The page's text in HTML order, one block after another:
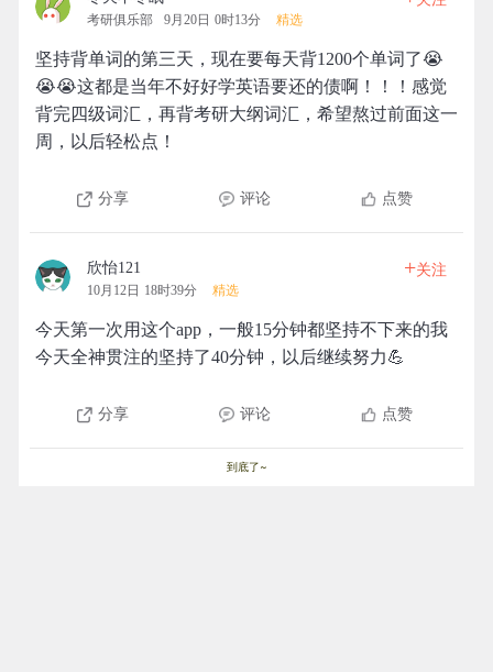
考研俱乐部 9月20日 0时13分 精选
坚持背单词的第三天，现在要每天背1200个单词了😭
😭😭这都是当年不好好学英语要还的债啊！！！感觉
背完四级词汇，再背考研大纲词汇，希望熬过前面这一
周，以后轻松点！
分享 评论 点赞
欣怡121
10月12日 18时39分 精选
+关注
今天第一次用这个app，一般15分钟都坚持不下来的我
今天全神贯注的坚持了40分钟，以后继续努力💪
分享 评论 点赞
到底了~